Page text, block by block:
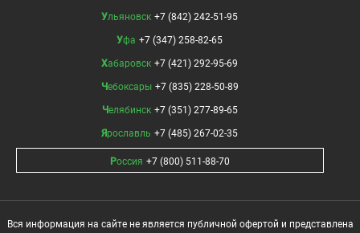
Ульяновск +7 (842) 242-51-95
Уфа +7 (347) 258-82-65
Хабаровск +7 (421) 292-95-69
Чебоксары +7 (835) 228-50-89
Челябинск +7 (351) 277-89-65
Ярославль +7 (485) 267-02-35
Россия +7 (800) 511-88-70
Вся информация на сайте не является публичной офертой и представлена